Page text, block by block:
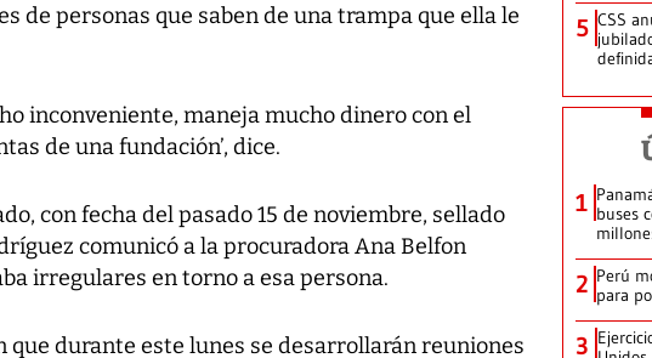
de personas que saben de una trampa que ella le
inconveniente, maneja mucho dinero con el
de una fundación’, dice.
con fecha del pasado 15 de noviembre, sellado
comunicó a la procuradora Ana Belfon
irregulares en torno a esa persona.
que durante este lunes se desarrollarán reuniones
5 CSS
1 buses
2 Perú
para
3